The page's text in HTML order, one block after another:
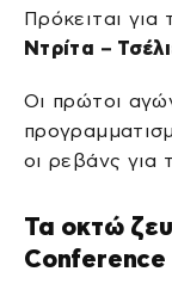
Πρόκειται για
Ντρίτα –
Οι πρώτοι
οι ρεβάνς για
Τα οκτώ
Conference